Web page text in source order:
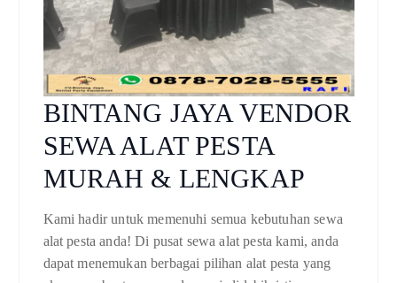
BINTANG JAYA VENDOR
SEWA ALAT PESTA
MURAH & LENGKAP
Kami hadir untuk memenuhi semua kebutuhan sewa
alat pesta anda! Di pusat sewa alat pesta kami, anda
dapat menemukan berbagai pilihan alat pesta yang